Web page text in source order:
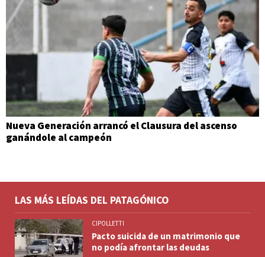
Nueva Generación arrancó el Clausura del ascenso
ganándole al campeón
LAS MÁS LEÍDAS DEL PATAGÓNICO
CIPOLLETTI
Pacto suicida de un matrimonio que
no podía afrontar las deudas